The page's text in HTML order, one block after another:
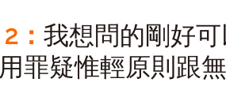
： 我想問的剛好
罪疑惟輕原則跟